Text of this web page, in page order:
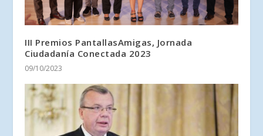
III Premios PantallasAmigas, Jornada
Ciudadanía Conectada 2023
09/10/2023